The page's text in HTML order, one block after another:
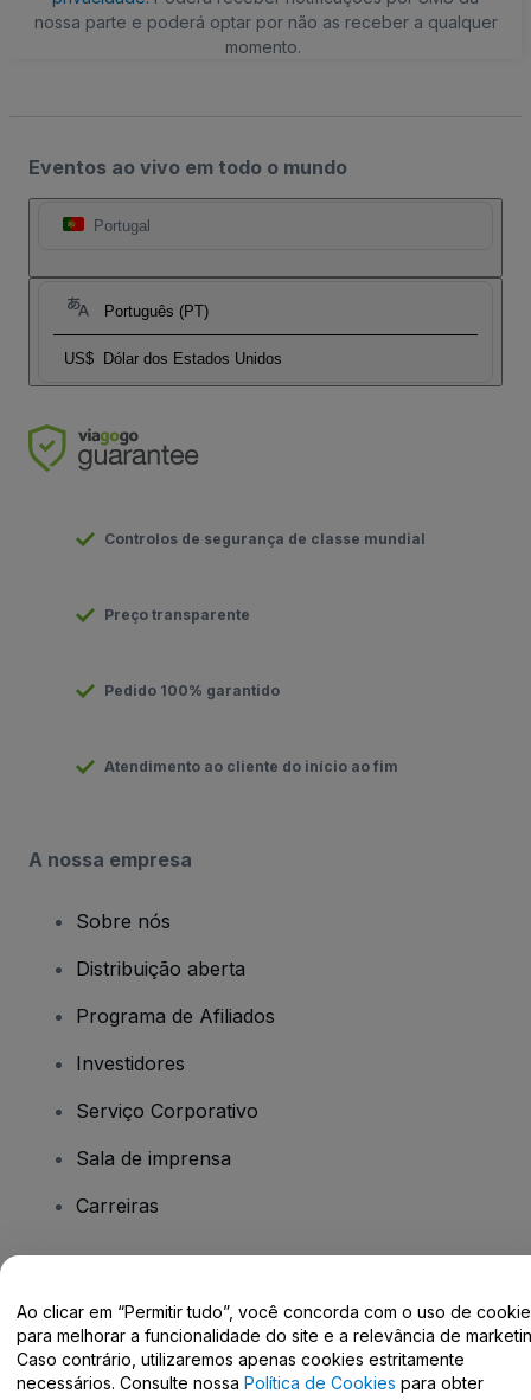
nossa parte e poderá optar por não as receber a qualquer
momento.
Eventos ao vivo em todo o mundo
Portugal
Português (PT)
US$ Dólar dos Estados Unidos
Controlos de segurança de classe mundial
Preço transparente
Pedido 100% garantido
Atendimento ao cliente do início ao fim
A nossa empresa
Sobre nós
Distribuição aberta
Programa de Afiliados
Investidores
Serviço Corporativo
Sala de imprensa
Carreiras
Centro de Ajuda / Fale Conosco
Ao clicar em “Permitir tudo”, você concorda com o uso de
para melhorar a funcionalidade do site e a relevância de
Caso contrário, utilizaremos apenas cookies estritamente
necessários. Consulte nossa Política de Cookies para obter